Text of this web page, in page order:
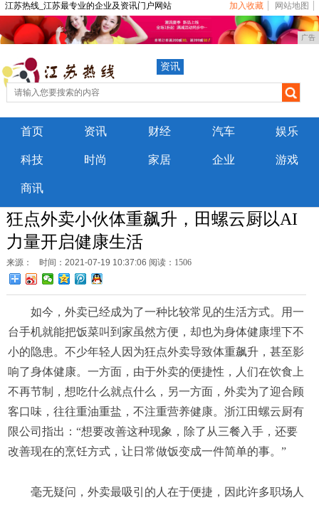
江苏热线_江苏最专业的企业及资讯门户网站 加入收藏 网站地图
广告
资讯
首页 资讯 财经 汽车 娱乐
科技 时尚 家居 企业 游戏
商讯
狂点外卖小伙体重飙升，田螺云厨以AI
力量开启健康生活
来源： 时间：2021-07-19 10:37:06 阅读：1506
如今，外卖已经成为了一种比较常见的生活方式。用一
台手机就能把饭菜叫到家虽然方便，却也为身体健康埋下不
小的隐患。不少年轻人因为狂点外卖导致体重飙升，甚至影
响了身体健康。一方面，由于外卖的便捷性，人们在饮食上
不再节制，想吃什么就点什么，另一方面，外卖为了迎合顾
客口味，往往重油重盐，不注重营养健康。浙江田螺云厨有
限公司指出：“想要改善这种现象，除了从三餐入手，还要
改善现在的烹饪方式，让日常做饭变成一件简单的事。”
毫无疑问，外卖最吸引的人在于便捷，因此许多职场人